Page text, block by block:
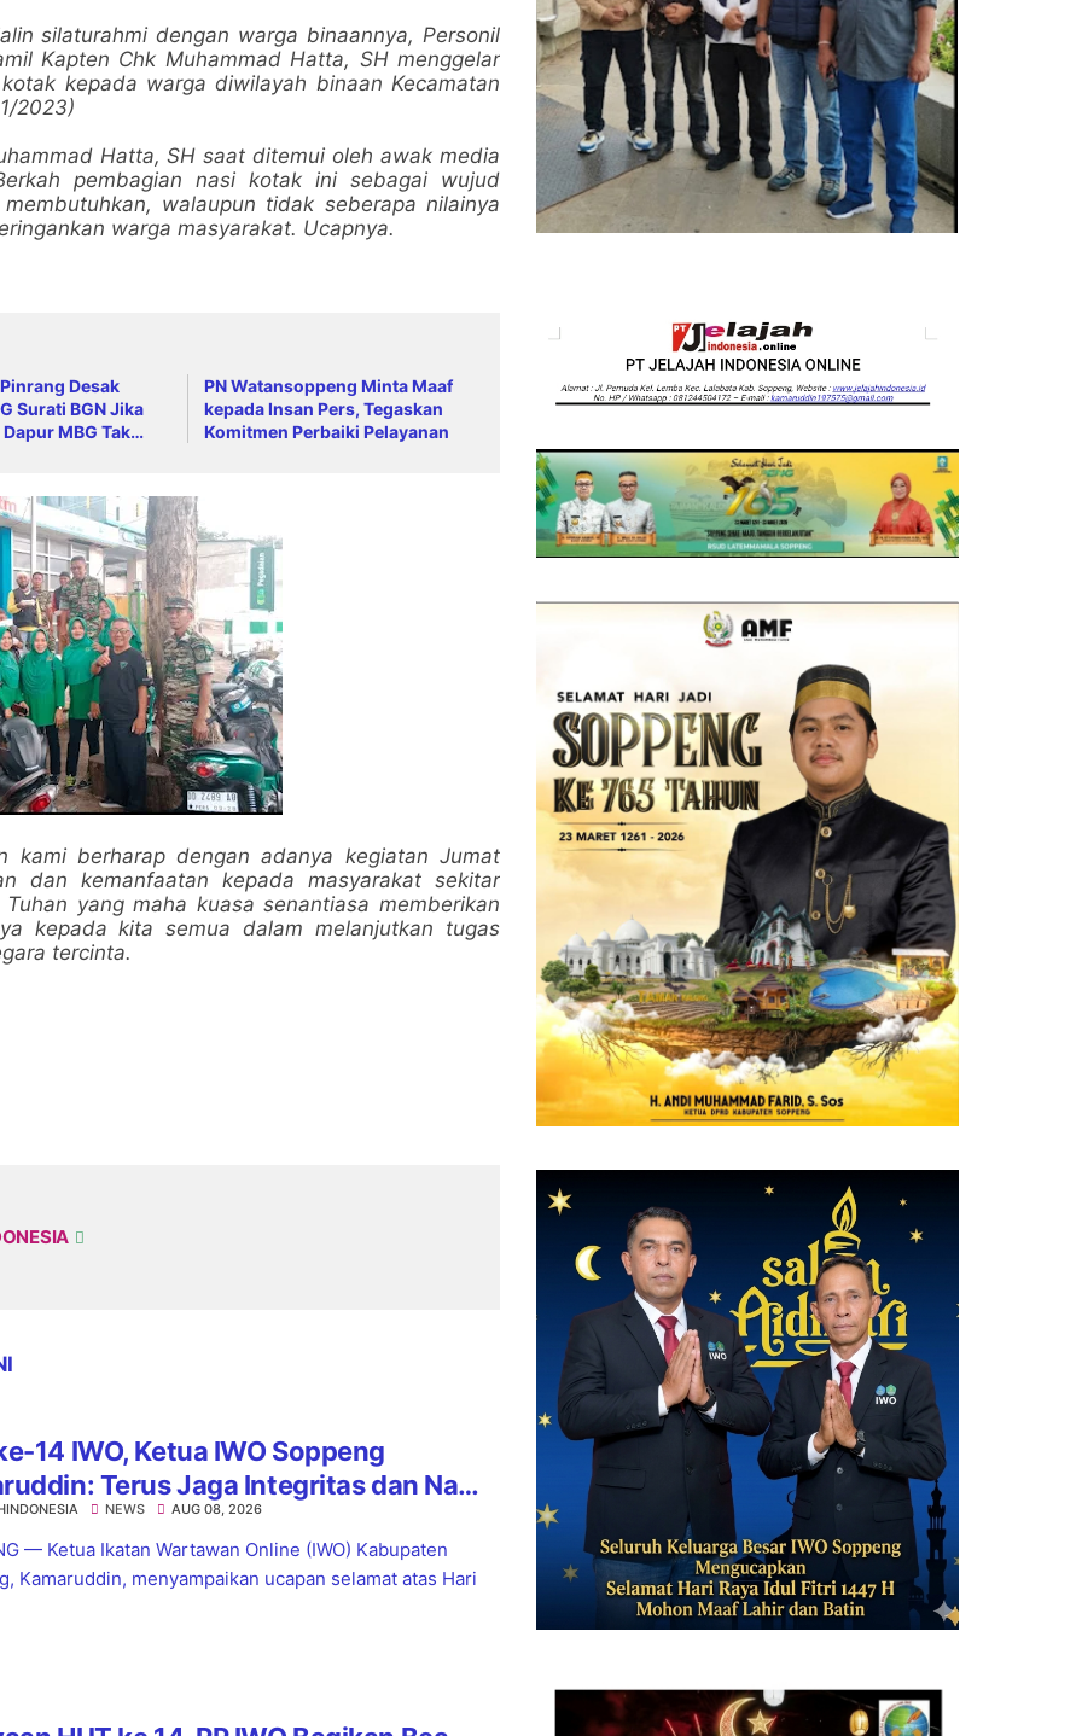
silaturahmi dengan warga binaannya, Personil
Kapten Chk Muhammad Hatta, SH menggelar
kepada warga diwilayah binaan Kecamatan
2023)
Hatta, SH saat ditemui oleh awak media
pembagian nasi kotak ini sebagai wujud
walaupun tidak seberapa nilainya
warga masyarakat. Ucapnya.
Desak
Surati BGN Jika
MBG Tak
PN Watansoppeng Minta Maaf
kepada Insan Pers, Tegaskan
Komitmen Perbaiki Pelayanan
kami berharap dengan adanya kegiatan Jumat
dan kemanfaatan kepada masyarakat sekitar
yang maha kuasa senantiasa memberikan
kepada kita semua dalam melanjutkan tugas
tercinta.
14 IWO, Ketua IWO Soppeng
Terus Jaga Integritas dan Nama
NEWS AUG 08, 2026
— Ketua Ikatan Wartawan Online (IWO) Kabupaten
Kamaruddin, menyampaikan ucapan selamat atas Hari